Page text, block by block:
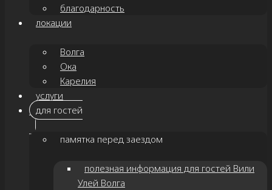
благодарность
локации
Волга
Ока
Карелия
услуги
для гостей
памятка перед заездом
полезная информация для гостей Вили
Улей Волга